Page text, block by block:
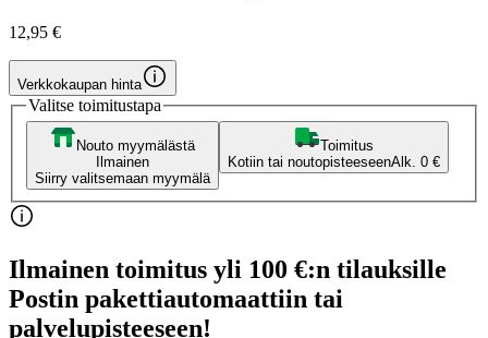
12,95 €
Verkkokaupan hinta
Valitse toimitustapa
Nouto myymälästä
Ilmainen
Siirry valitsemaan myymälä
Toimitus
Kotiin tai noutopisteeseenAlk. 0 €
Ilmainen toimitus yli 100 €:n tilauksille
Postin pakettiautomaattiin tai
palvelupisteeseen!